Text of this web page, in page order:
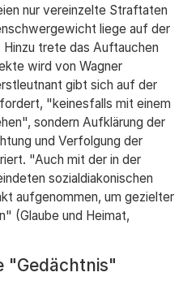
nur vereinzelte Straftaten
liege auf der
trete das Auftauchen
wird von Wagner
gibt sich auf der
"keinesfalls mit einem
sondern Aufklärung der
und Verfolgung der
"Auch mit der in der
sozialdiakonischen
aufgenommen, um gezielter
(Glaube und Heimat,
"Gedächtnis"